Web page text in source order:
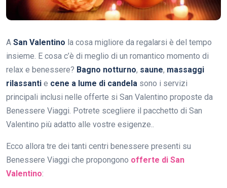
A San Valentino la cosa migliore da regalarsi è del tempo
insieme. E cosa c’è di meglio di un romantico momento di
relax e benessere? Bagno notturno, saune, massaggi
rilassanti e cene a lume di candela sono i servizi
principali inclusi nelle offerte si San Valentino proposte da
Benessere Viaggi. Potrete scegliere il pacchetto di San
Valentino più adatto alle vostre esigenze..
Ecco allora tre dei tanti centri benessere presenti su
Benessere Viaggi che propongono offerte di San
Valentino: